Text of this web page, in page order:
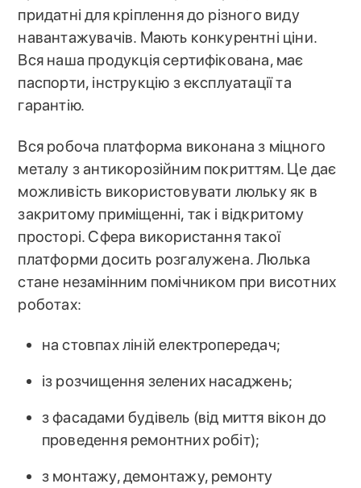
придатні для кріплення до різного виду
навантажувачів. Мають конкурентні ціни.
Вся наша продукція сертифікована, має
паспорти, інструкцію з експлуатації та
гарантію.
Вся робоча платформа виконана з міцного
металу з антикорозійним покриттям. Це дає
можливість використовувати люльку як в
закритому приміщенні, так і відкритому
просторі. Сфера використання такої
платформи досить розгалужена. Люлька
стане незамінним помічником при висотних
роботах:
на стовпах ліній електропередач;
із розчищення зелених насаджень;
з фасадами будівель (від миття вікон до
проведення ремонтних робіт);
з монтажу, демонтажу, ремонту